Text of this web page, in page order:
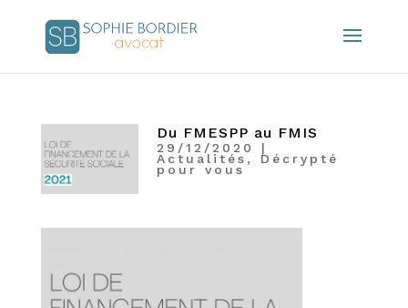
Du FMESPP au FMIS
29/12/2020 |
Actualités , Décrypté
pour vous